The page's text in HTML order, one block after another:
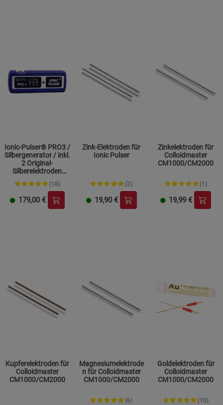
Ionic-Pulser® PRO3 /
Silbergenerator / inkl.
2 Original-
Silberelektroden
(mind. 99,9% Silber) /
Premiumqualität /
kolloidales Si
(18)
179,00 €
Zink-Elektroden für
Ionic Pulser
(2)
19,90 €
Zinkelektroden für
Colloidmaster
CM1000/CM2000
(1)
19,99 €
Kupferelektroden für
Colloidmaster
CM1000/CM2000
Magnesiumelektrode
n für Colloidmaster
CM1000/CM2000
(6)
Goldelektroden für
Colloidmaster
CM1000/CM2000
(10)